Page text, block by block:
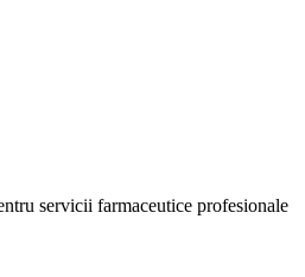
servicii farmaceutice profesionale